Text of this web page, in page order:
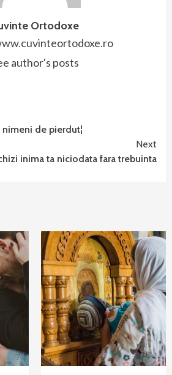
Ortodoxe
author's posts
de pierdut¦
Next
inima ta niciodata fara trebuinta